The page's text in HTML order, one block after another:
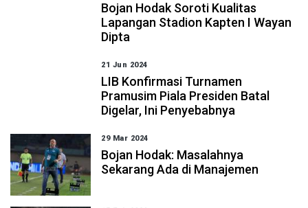
Bojan Hodak Soroti Kualitas
Lapangan Stadion Kapten I Wayan
Dipta
21 Jun 2024
LIB Konfirmasi Turnamen
Pramusim Piala Presiden Batal
Digelar, Ini Penyebabnya
29 Mar 2024
Bojan Hodak: Masalahnya
Sekarang Ada di Manajemen